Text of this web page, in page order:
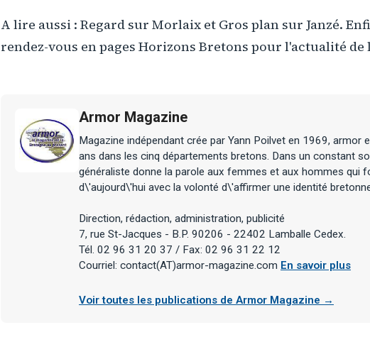
A lire aussi : Regard sur Morlaix et Gros plan sur Janzé.
rendez-vous en pages Horizons Bretons pour l'actualité de
Armor Magazine
Magazine indépendant crée par Yann Poilvet en 1969, armor
ans dans les cinq départements bretons. Dans un constant
généraliste donne la parole aux femmes et aux hommes qui
d\'aujourd\'hui avec la volonté d\'affirmer une identité
Direction, rédaction, administration, publicité
7, rue St-Jacques - B.P. 90206 - 22402 Lamballe Cedex.
Tél. 02 96 31 20 37 / Fax: 02 96 31 22 12
Courriel: contact(AT)armor-magazine.com En savoir plus
Voir toutes les publications de Armor Magazine →